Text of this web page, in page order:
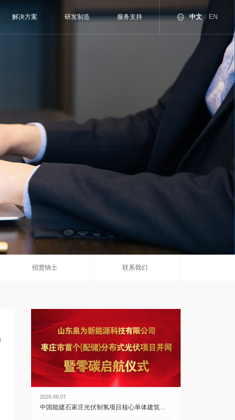
中文 EN
解决方案 研发制造 服务支持
招贤纳士 联系我们
2026.08.07
中国能建石家庄光伏制氢项目核心单体建筑完成封顶 | 乐鱼体育官网app下载